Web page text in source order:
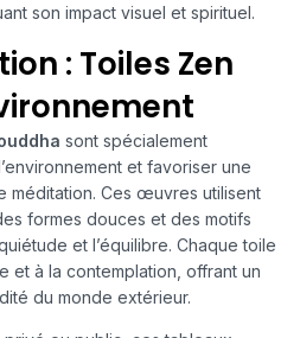
son impact visuel et spirituel.
: Toiles Zen
sont spécialement
et favoriser une
méditation. Ces œuvres utilisent
formes douces et des motifs
et l’équilibre. Chaque toile
et à la contemplation, offrant un
du monde extérieur.